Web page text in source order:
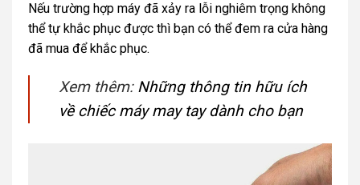
Nếu trường hợp máy đã xảy ra lỗi nghiêm trọng không
thể tự khắc phục được thì bạn có thể đem ra cửa hàng
đã mua để khắc phục.
Xem thêm: Những thông tin hữu ích
về chiếc máy may tay dành cho bạn